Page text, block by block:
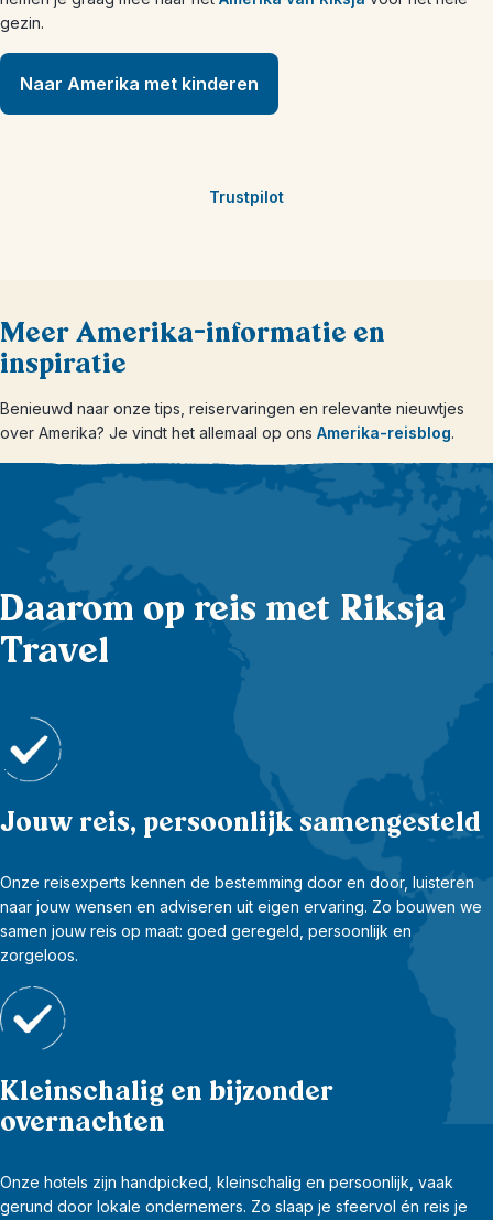
gezin.
Naar Amerika met kinderen
Trustpilot
Meer Amerika-informatie en
inspiratie
Benieuwd naar onze tips, reiservaringen en relevante nieuwtjes
over Amerika? Je vindt het allemaal op ons Amerika-reisblog.
Daarom op reis met Riksja
Travel
Jouw reis, persoonlijk samengesteld
Onze reisexperts kennen de bestemming door en door, luisteren
naar jouw wensen en adviseren uit eigen ervaring. Zo bouwen we
samen jouw reis op maat: goed geregeld, persoonlijk en
zorgeloos.
Kleinschalig en bijzonder
overnachten
Onze hotels zijn handpicked, kleinschalig en persoonlijk, vaak
gerund door lokale ondernemers. Zo slaap je sfeervol én reis je